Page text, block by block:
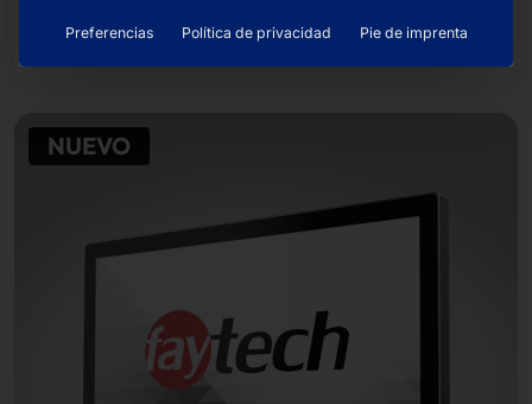
Seguir leyendo
NUEVO
Preferencias Política de privacidad Pie de imprenta